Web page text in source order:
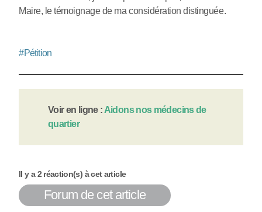
Maire, le témoignage de ma considération distinguée.
#Pétition
Voir en ligne : Aidons nos médecins de
quartier
Il y a 2 réaction(s) à cet article
Forum de cet article